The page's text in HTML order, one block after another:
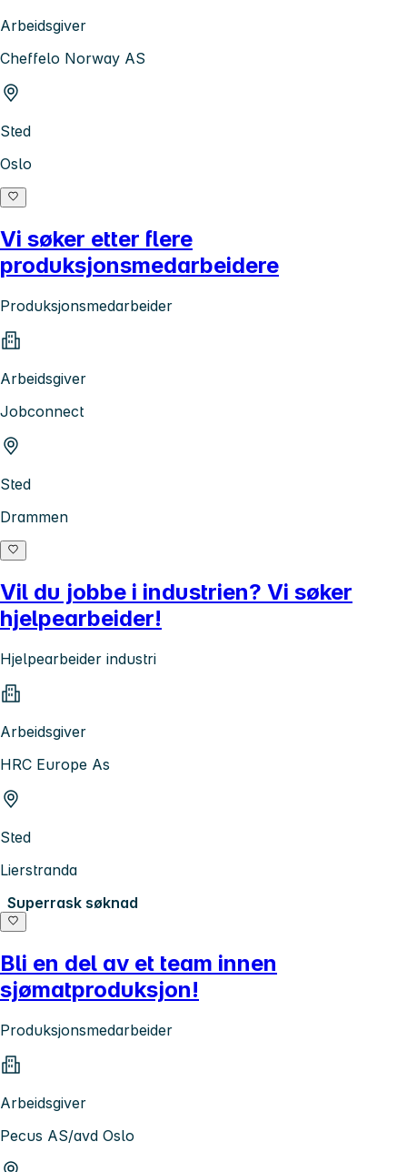
Arbeidsgiver
Cheffelo Norway AS
Sted
Oslo
Vi søker etter flere
produksjonsmedarbeidere
Produksjonsmedarbeider
Arbeidsgiver
Jobconnect
Sted
Drammen
Vil du jobbe i industrien? Vi søker
hjelpearbeider!
Hjelpearbeider industri
Arbeidsgiver
HRC Europe As
Sted
Lierstranda
Superrask søknad
Bli en del av et team innen
sjømatproduksjon!
Produksjonsmedarbeider
Arbeidsgiver
Pecus AS/avd Oslo